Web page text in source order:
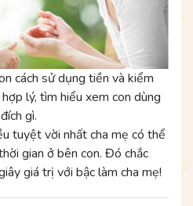
cách sử dụng tiền và kiểm
lý, tìm hiểu xem con dùng
gì.
tuyệt vời nhất cha mẹ có thể
gian ở bên con. Đó chắc
giá trị với bậc làm cha mẹ!